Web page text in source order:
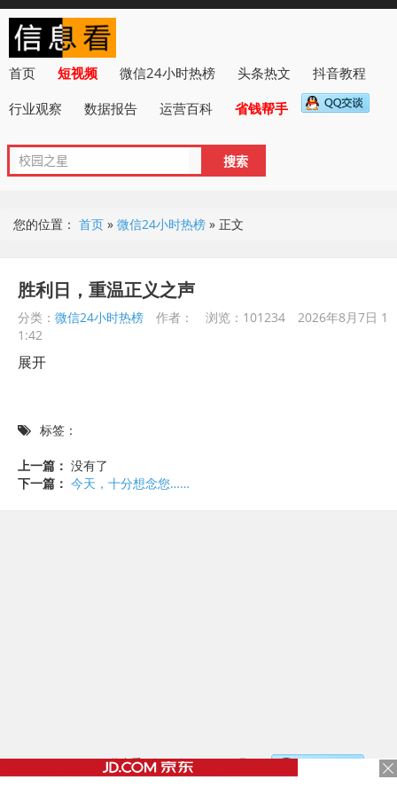
首页 短视频 微信24小时热榜 头条热文
抖音教程
行业观察
数据报告 运营百科 省钱帮手
您的位置： 首页 » 微信24小时热榜 » 正文
胜利日，重温正义之声
分类： 微信24小时热榜 作者： 浏览：101234
2026年8月7日 1
1:42
展开
标签：
上一篇： 没有了
下一篇： 今天，十分想念您……
©2017 - 2020 / 信息看 /粤ICP备17153186号-2，